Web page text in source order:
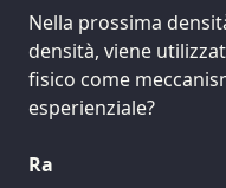
Nella prossima
densità, viene
fisico come
esperienziale?
Ra